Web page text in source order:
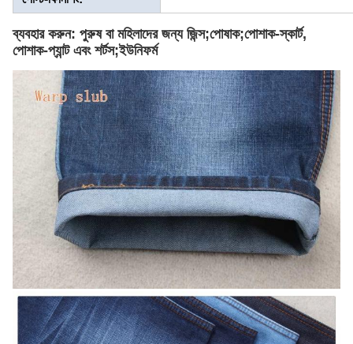
ব্যবহার করুন: পুরুষ বা মহিলাদের জন্য জিন্স;পোষাক;পোশাক-স্কার্ট,
পোশাক-প্যান্ট এবং শর্টস;ইউনিফর্ম